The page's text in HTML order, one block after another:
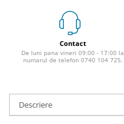
Contact
De luni pana vineri 09:00 - 17:00 la
numarul de telefon 0740 104 725.
Descriere